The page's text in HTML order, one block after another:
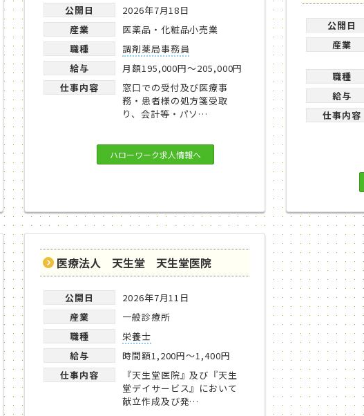
公開日
2026年7月18日
産業
医薬品・化粧品小売業
職種
調剤薬局事務員
給与
月額195,000円～205,000円
仕事内容
窓口での受付及び医療事
務・患者様の処方箋受取
り、会計等・パソ…
ハローワーク求人情報へ
公開日
産業
職種
給与
仕事内容
医療法人 天生堂 天生堂医院
公開日
2026年7月11日
産業
一般診療所
職種
栄養士
給与
時間額1,200円～1,400円
仕事内容
『天生堂医院』及び『天生
堂デイサービス』において
献立作成及び発…